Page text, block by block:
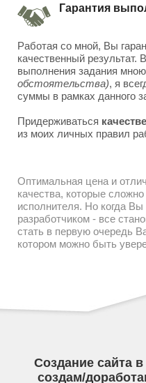
Гарантия
Работая со мной, Вы
качественный результат.
выполнения задания мною
обстоятельства), я
суммы в рамках данного
Придерживаться
из моих личных правил
Оптимальная цена и
качества, которые
исполнителя. Но когда
разработчиком - все
стать в первую очередь
котором можно быть
Создание сайта
создам/